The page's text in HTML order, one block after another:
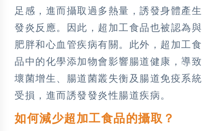
足感，進而攝取過多熱量，誘發身體產生
發炎反應。因此，超加工食品也被認為與
肥胖和心血管疾病有關。此外，超加工食
品中的化學添加物會影響腸道健康，導致
壞菌增生、腸道菌叢失衡及腸道免疫系統
受損，進而誘發發炎性腸道疾病。
如何減少超加工食品的攝取？